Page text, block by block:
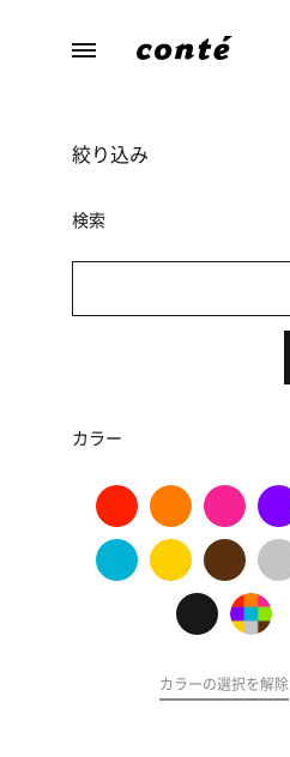
ら
た
の
絞り込み
検索
カラー
カラーの選択を解除